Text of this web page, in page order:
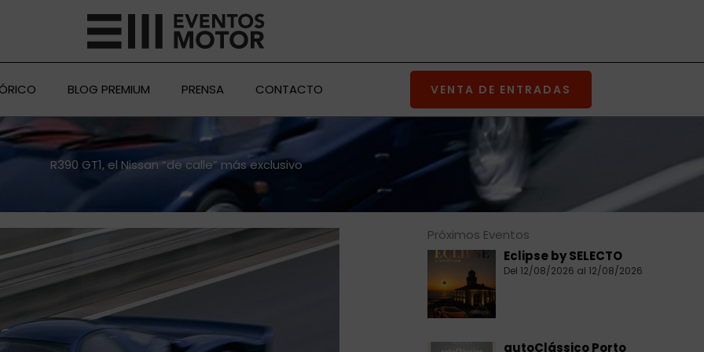
BLOG PREMIUM PRENSA CONTACTO VENTA DE ENTRADAS
R390 GT1, el Nissan “de calle” más exclusivo
Próximos Eventos
Eclipse by SELECTO
Del 12/08/2026 al 12/08/2026
autoClássico Porto